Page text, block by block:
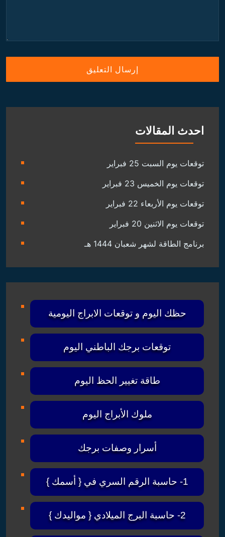
احدث المقالات
توقعات يوم السبت 25 فبراير
توقعات يوم الخميس 23 فبراير
توقعات يوم الأربعاء 22 فبراير
توقعات يوم الاثنين 20 فبراير
برنامج الطاقة لشهر شعبان 1444 هـ
حظك اليوم و توقعات الابراج اليومية
توقعات برجك الباطني اليوم
طاقة تغيير الحظ اليوم
ملوك الأبراج اليوم
أسرار وصفات برجك
1- حاسبة الرقم السري في { أسمك }
2- حاسبة البرج الميلادي { مواليدك }